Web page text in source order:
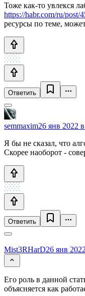
Тоже как-то увлекся
https://habr.com/ru/post/
ресурсы по теме,
Ответить
semmaxim26 янв 2022
Я бы не сказал, что
Скорее наоборот -
Ответить
Mist3RHarD26 янв
Его роль в данной
объясняется как